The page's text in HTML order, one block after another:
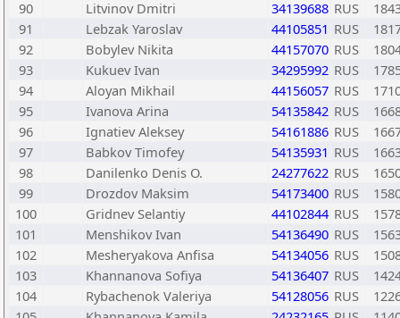
90
Litvinov Dmitri 34139688 RUS
91
Lebzak Yaroslav 44105851 RUS
92
Bobylev Nikita 44157070 RUS
93
Kukuev Ivan 34295992 RUS
94
Aloyan Mikhail 44156057 RUS
95
Ivanova Arina 54135842 RUS
96
Ignatiev Aleksey 54161886 RUS
97
Babkov Timofey 54135931 RUS
98
Danilenko Denis O. 24277622 RUS
99
Drozdov Maksim 54173400 RUS
100
Gridnev Selantiy 44102844 RUS
101
Menshikov Ivan 54136490 RUS
102
Mesheryakova Anfisa 54134056 RUS
103
Khannanova Sofiya 54136407 RUS
104
Rybachenok Valeriya 54128056 RUS